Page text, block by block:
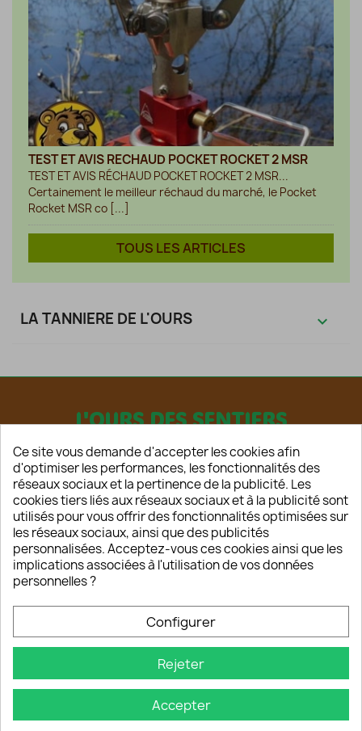
TEST ET AVIS RECHAUD POCKET ROCKET 2 MSR
TEST ET AVIS RÉCHAUD POCKET ROCKET 2 MSR...
Certainement le meilleur réchaud du marché, le Pocket
Rocket MSR co [...]
TOUS LES ARTICLES
LA TANNIERE DE L'OURS 
L'OURS DES SENTIERS
HOME
A PROPOS
MENTIONS LEGALES
CONTACT
Copyright © 2025 - Tous droits réservés
L'Ours des Sentiers
Création de Site Internet par La Rose des Vents
Web
Ce site vous demande d'accepter les cookies afin
d'optimiser les performances, les fonctionnalités des
réseaux sociaux et la pertinence de la publicité. Les
cookies tiers liés aux réseaux sociaux et à la publicité sont
utilisés pour vous offrir des fonctionnalités optimisées sur
les réseaux sociaux, ainsi que des publicités
personnalisées. Acceptez-vous ces cookies ainsi que les
implications associées à l'utilisation de vos données
personnelles ?
Configurer
Rejeter
Accepter